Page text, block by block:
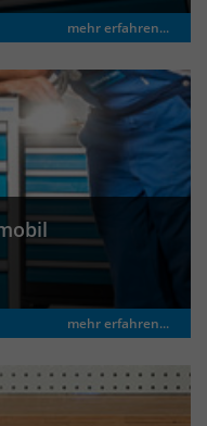
mehr erfahren...
mehr erfahren...
Matomo
und
zu berechnen und
für den
Website zu
speichern
und weisen
Nummer zu,
zu
werde lokal
Unternehmen